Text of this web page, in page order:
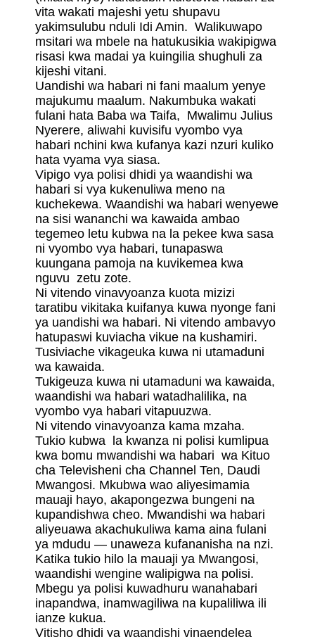
vita wakati majeshi yetu shupavu
yakimsulubu nduli Idi Amin. Walikuwapo
msitari wa mbele na hatukusikia wakipigwa
risasi kwa madai ya kuingilia shughuli za
kijeshi vitani.
Uandishi wa habari ni fani maalum yenye
majukumu maalum. Nakumbuka wakati
fulani hata Baba wa Taifa, Mwalimu Julius
Nyerere, aliwahi kuvisifu vyombo vya
habari nchini kwa kufanya kazi nzuri kuliko
hata vyama vya siasa.
Vipigo vya polisi dhidi ya waandishi wa
habari si vya kukenuliwa meno na
kuchekewa. Waandishi wa habari wenyewe
na sisi wananchi wa kawaida ambao
tegemeo letu kubwa na la pekee kwa sasa
ni vyombo vya habari, tunapaswa
kuungana pamoja na kuvikemea kwa
nguvu zetu zote.
Ni vitendo vinavyoanza kuota mizizi
taratibu vikitaka kuifanya kuwa nyonge fani
ya uandishi wa habari. Ni vitendo ambavyo
hatupaswi kuviacha vikue na kushamiri.
Tusiviache vikageuka kuwa ni utamaduni
wa kawaida.
Tukigeuza kuwa ni utamaduni wa kawaida,
waandishi wa habari watadhalilika, na
vyombo vya habari vitapuuzwa.
Ni vitendo vinavyoanza kama mzaha.
Tukio kubwa la kwanza ni polisi kumlipua
kwa bomu mwandishi wa habari wa Kituo
cha Televisheni cha Channel Ten, Daudi
Mwangosi. Mkubwa wao aliyesimamia
mauaji hayo, akapongezwa bungeni na
kupandishwa cheo. Mwandishi wa habari
aliyeuawa akachukuliwa kama aina fulani
ya mdudu — unaweza kufananisha na nzi.
Katika tukio hilo la mauaji ya Mwangosi,
waandishi wengine walipigwa na polisi.
Mbegu ya polisi kuwadhuru wanahabari
inapandwa, inamwagiliwa na kupaliliwa ili
ianze kukua.
Vitisho dhidi ya waandishi vinaendelea